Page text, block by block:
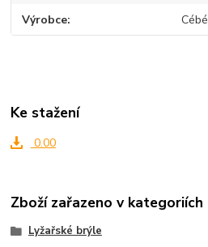
Výrobce Cébé
Ke stažení
0.00
Zboží zařazeno v kategoriích
Lyžařské brýle